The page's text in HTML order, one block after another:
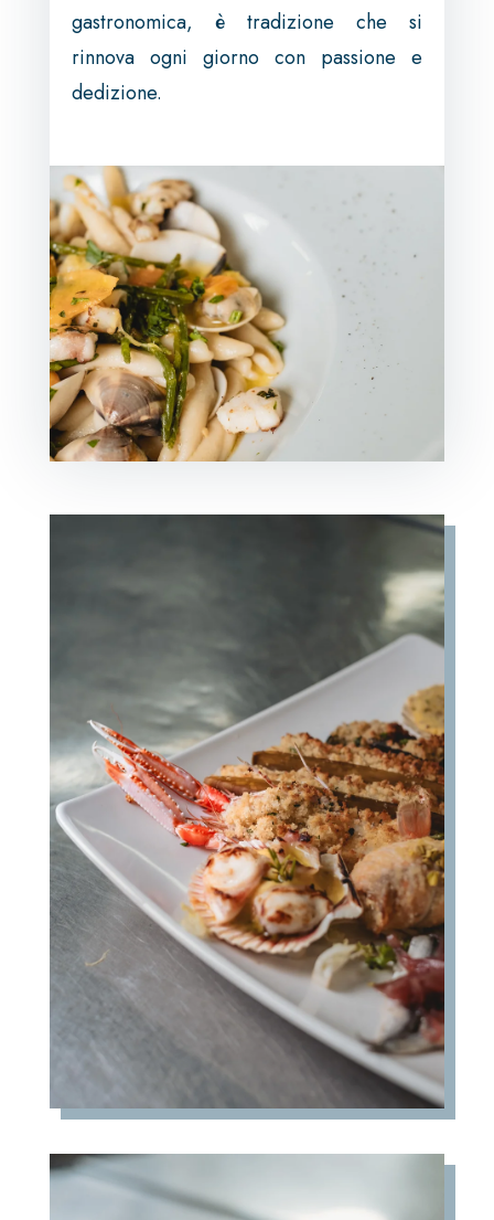
gastronomica, è tradizione che si
rinnova ogni giorno con passione e
dedizione.